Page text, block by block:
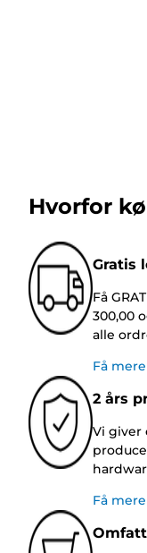
Hvorfor
Gratis
Få
300,00
alle
Få
2 års
Vi giver
Få